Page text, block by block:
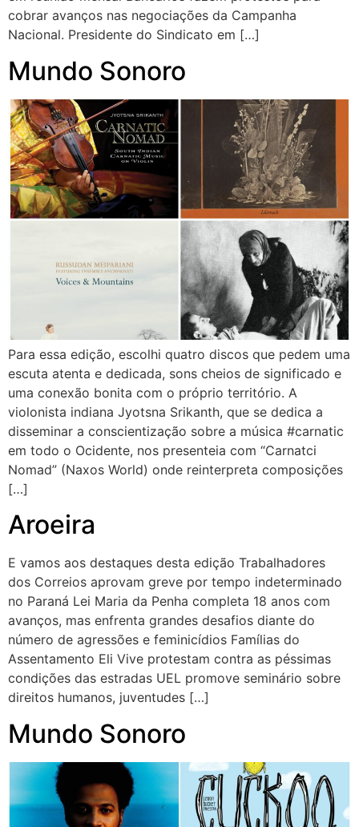
cobrar avanços nas negociações da Campanha
Nacional. Presidente do Sindicato em […]
Mundo Sonoro
Para essa edição, escolhi quatro discos que pedem uma
escuta atenta e dedicada, sons cheios de significado e
uma conexão bonita com o próprio território. A
violonista indiana Jyotsna Srikanth, que se dedica a
disseminar a conscientização sobre a música #carnatic
em todo o Ocidente, nos presenteia com “Carnatci
Nomad” (Naxos World) onde reinterpreta composições
[…]
Aroeira
E vamos aos destaques desta edição Trabalhadores
dos Correios aprovam greve por tempo indeterminado
no Paraná Lei Maria da Penha completa 18 anos com
avanços, mas enfrenta grandes desafios diante do
número de agressões e feminicídios Famílias do
Assentamento Eli Vive protestam contra as péssimas
condições das estradas UEL promove seminário sobre
direitos humanos, juventudes […]
Mundo Sonoro